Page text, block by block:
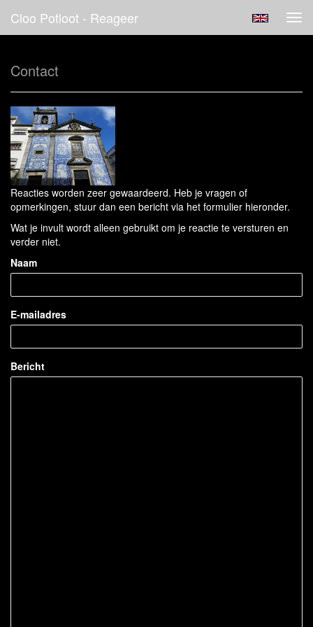
Cloo Potloot - Reageer
Contact
Reacties worden zeer gewaardeerd. Heb je vragen of
opmerkingen, stuur dan een bericht via het formulier hieronder.
Wat je invult wordt alleen gebruikt om je reactie te versturen en
verder niet.
Naam
E-mailadres
Bericht